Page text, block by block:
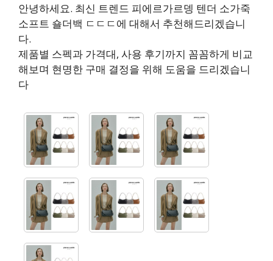
안녕하세요. 최신 트렌드 피에르가르뎅 텐더 소가죽
소프트 숄더백 ㄷㄷㄷ에 대해서 추천해드리겠습니
다.
제품별 스펙과 가격대, 사용 후기까지 꼼꼼하게 비교
해보며 현명한 구매 결정을 위해 도움을 드리겠습니
다